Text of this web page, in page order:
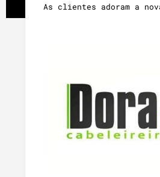
As clientes adoram a